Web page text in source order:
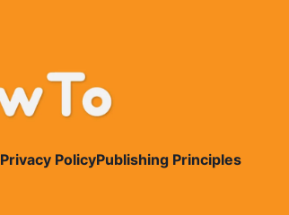
Privacy PolicyPublishing Principles